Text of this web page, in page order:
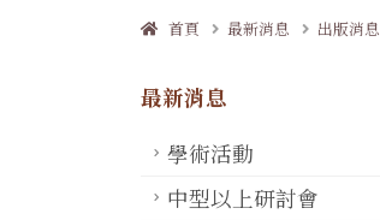
首頁 最新消息 出版消息
最新消息
學術活動
中型以上研討會